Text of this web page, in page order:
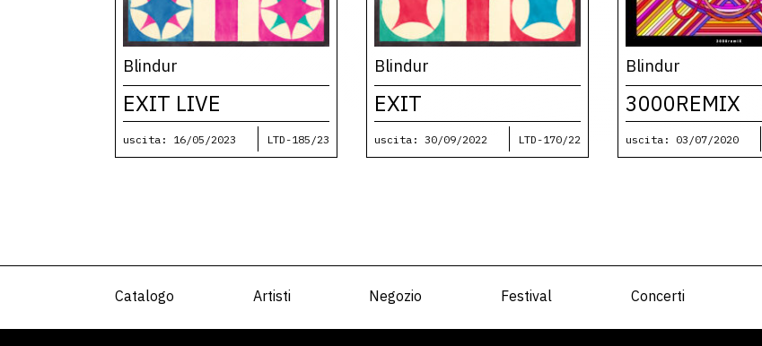
Blindur
EXIT LIVE
uscita: 16/05/2023 LTD-185/23
Blindur
EXIT
uscita: 30/09/2022 LTD-170/22
Blindur
3000REMIX
uscita: 03/07/2020
Catalogo Artisti Negozio Festival Concerti